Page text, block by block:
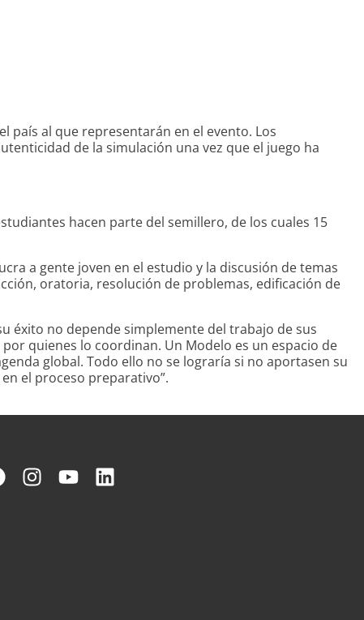
país al que representarán en el evento. Los
de la simulación una vez que el juego ha
hacen parte del semillero, de los cuales 15
a gente joven en el estudio y la discusión de temas
oratoria, resolución de problemas, edificación de
éxito no depende simplemente del trabajo de sus
quienes lo coordinan. Un Modelo es un espacio de
global. Todo ello no se lograría si no aportasen su
el proceso preparativo”.